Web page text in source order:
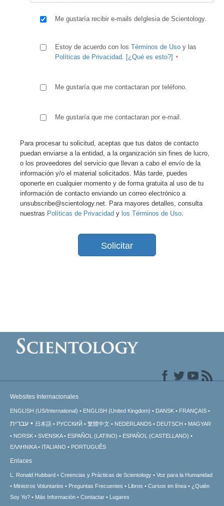
Me gustaría recibir e-mails deIglesia de Scientology.
Estoy de acuerdo con los Términos de Uso y las
Políticas de Privacidad. [¿Qué es esto?]
Me gustaría que me contactaran por teléfono.
Me gustaría que me contactaran por e-mail.
Para procesar tu solicitud, aceptas que tus datos de contacto
puedan enviarse a la entidad, a la organización sin fines de lucro,
o los proveedores del servicio que llevan a cabo el envío de la
información y/o el material solicitados. Más tarde, puedes
oponerte en cualquier momento y de forma gratuita al uso de tu
información de contacto enviando un correo electrónico a
unsubscribe@scientology.net. Para mayores detalles, consulta
nuestras Políticas de Privacidad y los Términos de Uso.
Solicitar
Websites Internacionales
ENGLISH (US/International) ENGLISH (United Kingdom) DANSK FRANÇAIS
עברית 日本語 РУССКИЙ 繁體中文 NEDERLANDS DEUTSCH
MAGYAR
NORSK
SVENSKA ESPAÑOL (LATINO)
ESPAÑOL (CASTELLANO)
ΕΛΛΗΝΙΚA
ITALIANO PORTUGUÊS
Enlaces
L. Ronald Hubbard Creencias y Prácticas de Scientology
Voz para la Humanidad
Ministros Voluntarios
Preguntas Frecuentes Libros Cursos en línea
¿Quién
Soy Yo?
Más Información Contactar Lugares